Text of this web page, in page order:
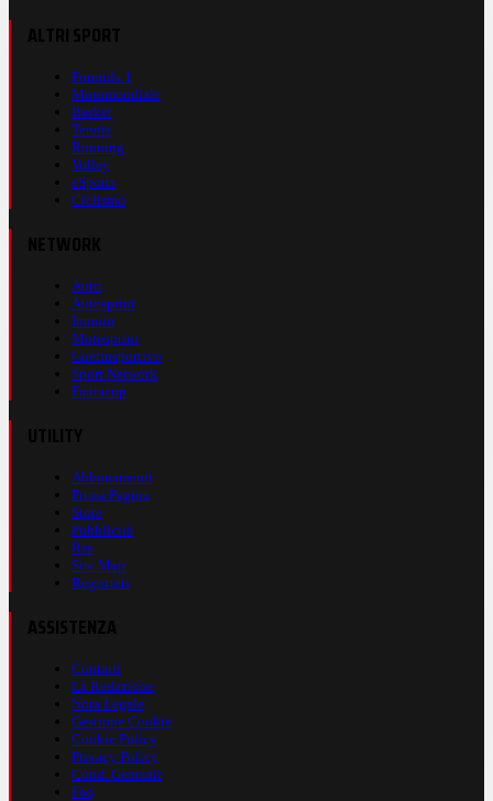
Formula 1
Motomondiale
Basket
Tennis
Running
Volley
eSports
Ciclismo
Auto
Autosprint
Inmoto
Motosprint
Guerinsportivo
Sport Network
Fantacup
Abbonamenti
Prima Pagina
Store
Pubblicità
Rss
Site Map
Registrati
Contatti
La Redazione
Nota Legale
Gestione Cookie
Cookie Policy
Privacy Policy
Cond. Generali
Faq